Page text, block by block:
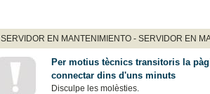
SERVIDOR EN MANTENIMIENTO - SERVIDOR EN
Per motius tècnics transitoris la
connectar dins d'uns minuts
Disculpe les molèsties.